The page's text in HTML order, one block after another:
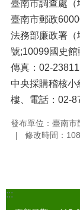
臺南市調查處（
臺南市郵政
法務部廉政署
號;10099國史館
傳真：02-
中央採購稽核
樓、電話：02-
發布單位：臺南市
修改時間：
:::